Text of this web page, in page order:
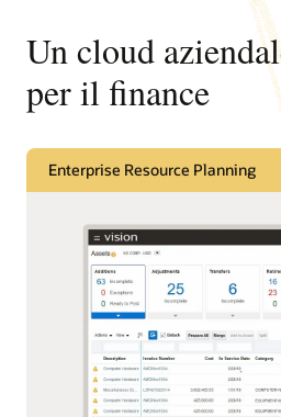
Un cloud
per il finance
Enterprise Resource Planning